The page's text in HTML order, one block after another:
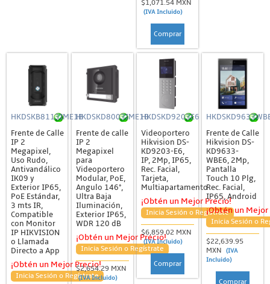
$1,071.54 MXN
(IVA Incluido)
Comprar
HKDSKB8113IME1B
Frente de Calle
IP 2
Megapixel,
Uso Rudo,
Antivandálico
IK09 y
Exterior IP65,
PoE Estándar,
3 mts IR,
Compatible
con Monitor
IP HIKVISION
o Llamada
Directo a App
¡Obtén un Mejor Precio!
Inicia Sesión o Regístrate
HKDSKD8003IME1B
Frente de calle
IP 2
Megapixel
para
Videoportero
Modular, PoE,
Angulo 146°,
Ultra Baja
Iluminación,
Exterior IP65,
WDR 120 dB
¡Obtén un Mejor Precio!
Inicia Sesión o Regístrate
$2,654.29 MXN
(IVA Incluido)
HKDSKD9203E6
Videoportero
Hikvision DS-
KD9203-E6,
IP, 2Mp, IP65,
Rec. Facial,
Tarjeta,
Multiapartamento
¡Obtén un Mejor Precio!
Inicia Sesión o Regístrate
$6,859.02 MXN
(IVA Incluido)
Comprar
Frente de Calle
Hikvision DS-
KD9633-
WBE6, 2Mp,
Pantalla
Touch 10 Plg,
Rec. Facial,
IP65, Android
¡Obtén un
Inicia Sesión o
$22,639.95
MXN
(IVA
Incluido)
Comprar